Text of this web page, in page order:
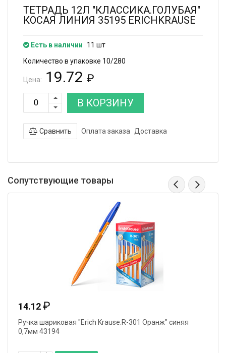
ТЕТРАДЬ 12Л "КЛАССИКА.ГОЛУБАЯ"
КОСАЯ ЛИНИЯ 35195 ERICHKRAUSE
Есть в наличии
11 шт
Количество в упаковке 10/280
Цена: 19.72 ₽
В КОРЗИНУ
Сравнить Оплата заказа Доставка
Сопутствующие товары
14.12₽
Ручка шариковая "Erich Krause.R-301 Оранж" синяя
0,7мм 43194